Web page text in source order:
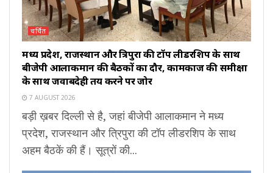
चर्चित
मध्य प्रदेश, राजस्थान और त्रिपुरा की टॉप लीडरशिप के साथ
बीजेपी आलाकमान की बैठकों का दौर, कामकाज की समीक्षा
के साथ जवाबदेही तय करने पर जोर
7 AUGUST 2026
बड़ी ख़बर दिल्ली से है, जहां बीजेपी आलाकमान ने मध्य
प्रदेश, राजस्थान और त्रिपुरा की टॉप लीडरशिप के साथ
अहम बैठकें की हैं। सूत्रों की...